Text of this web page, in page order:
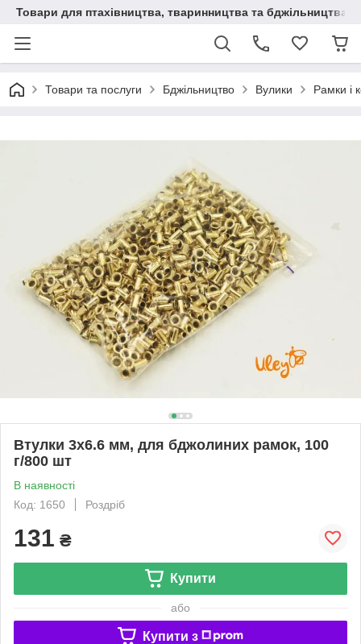
Товари для птахівництва, тваринництва та бджільництва
Товари та послуги Бджільництво Вулики Рамки і
Втулки 3х6.6 мм, для бджолиних рамок, 100
г/800 шт
В наявності
Код: 1650
Роздріб
131 ₴
Купити
або
Купити з